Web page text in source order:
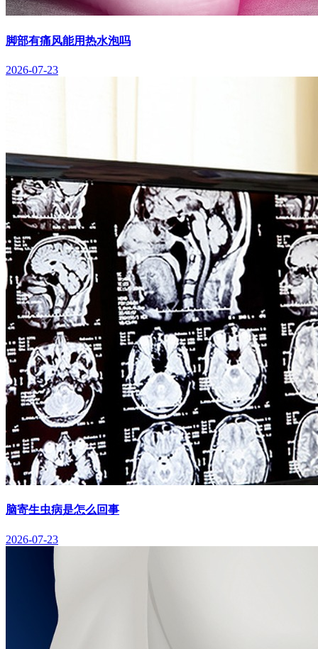
脚部有痛风能用热水泡吗
2026-07-23
脑寄生虫病是怎么回事
2026-07-23